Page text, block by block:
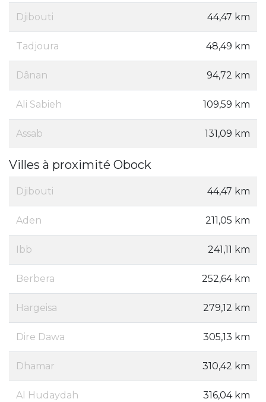
Djibouti 44,47 km
Tadjoura 48,49 km
Dânan 94,72 km
Ali Sabieh 109,59 km
Assab 131,09 km
Villes à proximité Obock
Djibouti 44,47 km
Aden 211,05 km
Ibb 241,11 km
Berbera 252,64 km
Hargeisa 279,12 km
Dire Dawa 305,13 km
Dhamar 310,42 km
Al Hudaydah 316,04 km